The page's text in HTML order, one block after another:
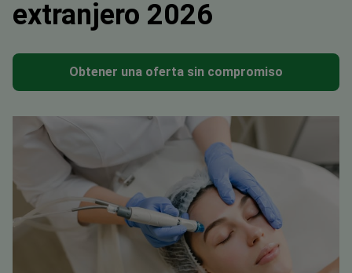
extranjero 2026
Obtener una oferta sin compromiso